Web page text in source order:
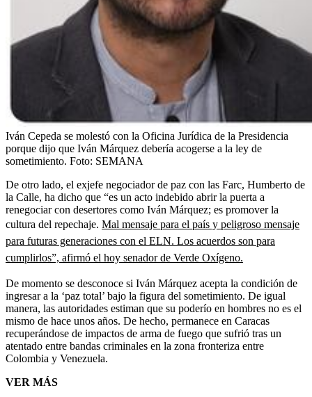
Iván Cepeda se molestó con la Oficina Jurídica de la Presidencia
porque dijo que Iván Márquez debería acogerse a la ley de
sometimiento. Foto: SEMANA
De otro lado, el exjefe negociador de paz con las Farc, Humberto de
la Calle, ha dicho que “es un acto indebido abrir la puerta a
renegociar con desertores como Iván Márquez; es promover la
cultura del repechaje. Mal mensaje para el país y peligroso mensaje
para futuras generaciones con el ELN. Los acuerdos son para
cumplirlos”, afirmó el hoy senador de Verde Oxígeno.
De momento se desconoce si Iván Márquez acepta la condición de
ingresar a la ‘paz total’ bajo la figura del sometimiento. De igual
manera, las autoridades estiman que su poderío en hombres no es el
mismo de hace unos años. De hecho, permanece en Caracas
recuperándose de impactos de arma de fuego que sufrió tras un
atentado entre bandas criminales en la zona fronteriza entre
Colombia y Venezuela.
VER MÁS